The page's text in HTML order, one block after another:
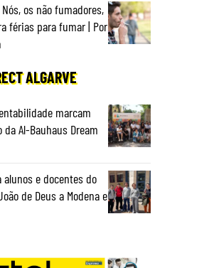
os não fumadores,
férias para fumar | Por
ALGARVE
marcam
Al-Bauhaus Dream
alunos e docentes do
de Deus a Modena e